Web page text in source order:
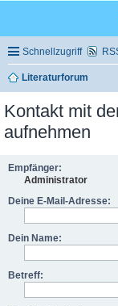
Schnellzugriff
Literaturforum
Kontakt mit
aufnehmen
Empfänger:
Administrator
Deine E-Mail-Adresse:
Dein Name:
Betreff: